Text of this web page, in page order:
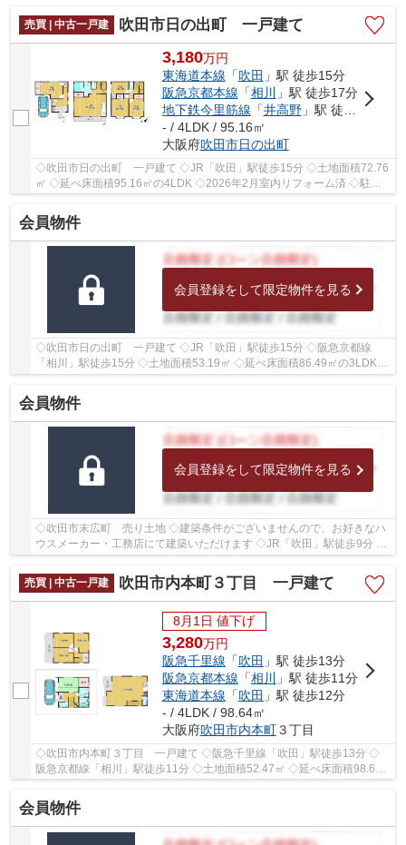
売買 | 中古一戸建
吹田市日の出町 一戸建て
3,180万円
東海道本線 「吹田 」駅 徒歩15分
阪急京都本線 「相川
」駅 徒歩17分
地下鉄今里筋線 「井高野」駅 徒歩22分
- / 4LDK / 95.16㎡
大阪府吹田市日の出町
◇吹田市日の出町 一戸建て ◇JR「吹田」駅徒歩15分 ◇土地面積72.76
㎡ ◇延べ床面積95.16㎡の4LDK ◇2026年2月室内リフォーム済 ◇駐車
スペースがございます ◇南東側に幅員約3.7ｍの道路に...
会員物件
会員登録をして限定物件を見る
◇吹田市日の出町 一戸建て ◇JR「吹田」駅徒歩15分 ◇阪急京都線
「相川」駅徒歩15分 ◇土地面積53.19㎡ ◇延べ床面積86.49㎡の3LDK
◇駐車スペースがございます ◇南東側に幅員約4ｍの公道...
会員物件
会員登録をして限定物件を見る
◇吹田市末広町 売り土地 ◇建築条件がございませんので、お好きなハ
ウスメーカー・工務店にて建築いただけます ◇JR「吹田」駅徒歩9分 ◇
土地面積84.38㎡ ◇建ぺい率60％、容積率160％ ◇...
売買 | 中古一戸建
吹田市内本町３丁目 一戸建て
8月1日 値下げ
3,280万円
阪急千里線 「吹田 」駅 徒歩13分
阪急京都本線 「相川
」駅 徒歩11分
東海道本線 「吹田 」駅 徒歩12分
- / 4LDK / 98.64㎡
大阪府吹田市内本町３丁目
◇吹田市内本町３丁目 一戸建て ◇阪急千里線「吹田」駅徒歩13分 ◇
阪急京都線「相川」駅徒歩11分 ◇土地面積52.47㎡ ◇延べ床面積98.64
会員物件